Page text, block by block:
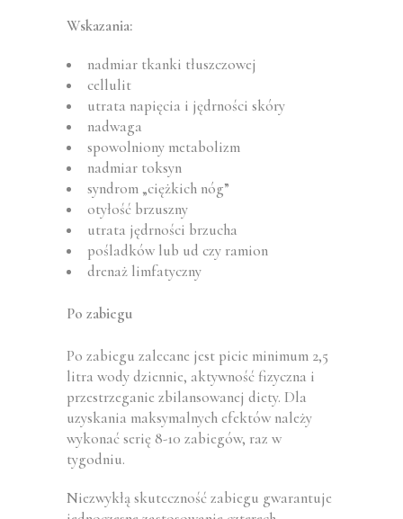
Wskazania:
nadmiar tkanki tłuszczowej
cellulit
utrata napięcia i jędrności skóry
nadwaga
spowolniony metabolizm
nadmiar toksyn
syndrom „ciężkich nóg”
otyłość brzuszny
utrata jędrności brzucha
pośladków lub ud czy ramion
drenaż limfatyczny
Po zabiegu
Po zabiegu zalecane jest picie minimum 2,5
litra wody dziennie, aktywność fizyczna i
przestrzeganie zbilansowanej diety. Dla
uzyskania maksymalnych efektów należy
wykonać serię 8-10 zabiegów, raz w
tygodniu.
Niezwykłą skuteczność zabiegu gwarantuje